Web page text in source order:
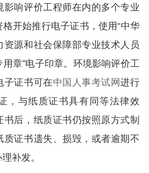
影响评价工程师在内的多个专业
开始推行电子证书，使用“中华
资源和社会保障部专业技术人员
章”电子印章。环境影响评价工
子证书可在中国人事考试网进行
，与纸质证书具有同等法律效
书后，纸质证书仍按照原方式制
质证书遗失、损毁，或者逾期不
补发。